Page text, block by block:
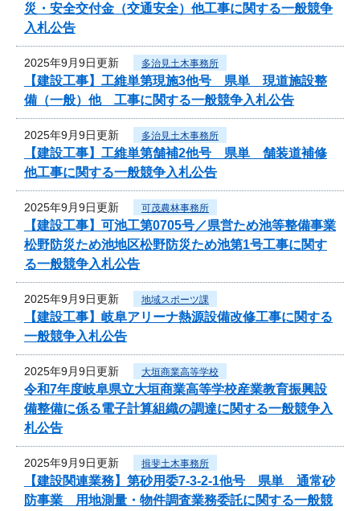
災・安全交付金（交通安全）他工事に関する一般競争
入札公告
2025年9月9日更新 多治見土木事務所
【建設工事】工維単第現施3他号 県単 現道施設整
備（一般）他 工事に関する一般競争入札公告
2025年9月9日更新 多治見土木事務所
【建設工事】工維単第舗補2他号 県単 舗装道補修
他工事に関する一般競争入札公告
2025年9月9日更新 可茂農林事務所
【建設工事】可池工第0705号／県営ため池等整備事業
松野防災ため池地区松野防災ため池第1号工事に関す
る一般競争入札公告
2025年9月9日更新 地域スポーツ課
【建設工事】岐阜アリーナ熱源設備改修工事に関する
一般競争入札公告
2025年9月9日更新 大垣商業高等学校
令和7年度岐阜県立大垣商業高等学校産業教育振興設
備整備に係る電子計算組織の調達に関する一般競争入
札公告
2025年9月9日更新 揖斐土木事務所
【建設関連業務】第砂用委7-3-2-1他号 県単 通常砂
防事業 用地測量・物件調査業務委託に関する一般競